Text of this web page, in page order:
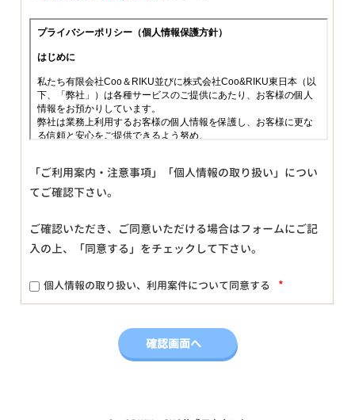
「ご利用案内・注意事項」「個人情報の取り扱い」につい
てご確認下さい。
ご確認いただき、ご同意いただける場合はフォームにご記
入の上、「同意する」をチェックして下さい。
個人情報の取り扱い、利用案件について同意する *